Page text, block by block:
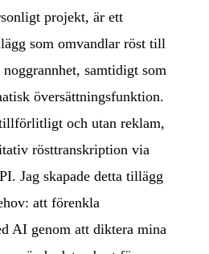
projekt, är ett
som omvandlar röst till
samtidigt som
översättningsfunktion.
och utan reklam,
rösttranskription via
Jag skapade detta tillägg
att förenkla
AI genom att diktera mina